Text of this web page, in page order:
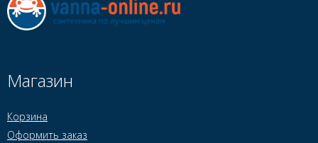
Магазин
Корзина
Оформить заказ